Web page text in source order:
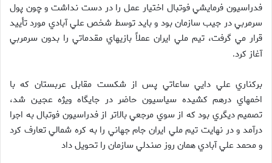
فدراسيون فرمايشي فوتبال اختيار عمل را در دست نداشت و چون پول
سرمربي در جيب سازمان بود و بايد توسط شخص علي آبادي مورد تأييد
قرار مي گرفت، تيم ملي ايران عملاً بازيهاي مقدماتي را بدون سرمربي
آغاز کرد.
برکناري علي دايي ساعاتي پس از شکست مقابل عربستان که با
اخمهاي درهم کشيده سياسيون حاضر در جايگاه ويژه عجين شد،
تصميم ديگري بود که از سوي مرجعي بالاتر از فدراسيون فوتبال به اجرا
درآمد و در نهايت تيم ملي ايران جام جهاني را به کره شمالي تعارف کرد
و محمد علي آبادي همان روز صندلي سازمان را تحويل داد